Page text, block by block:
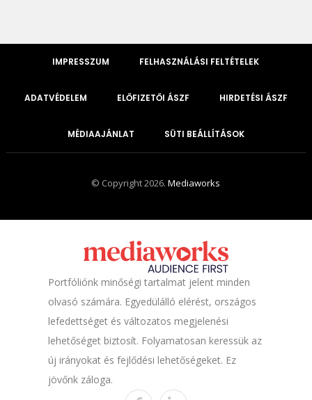
IMPRESSZUM FELHASZNÁLÁSI FELTÉTELEK
ADATVÉDELEM ELŐFIZETŐI ÁSZF HIRDETÉSI ÁSZF
MÉDIAAJÁNLAT SÜTI BEÁLLÍTÁSOK
© Copyright 2026.Mediaworks
Portfóliónk minőségi tartalmat jelent minden
olvasó számára. Egyedülálló elérést, országos
lefedettséget és változatos megjelenési
lehetőséget biztosít. Folyamatosan keressük az
új irányokat és fejlődési lehetőségeket. Ez
jövőnk záloga.